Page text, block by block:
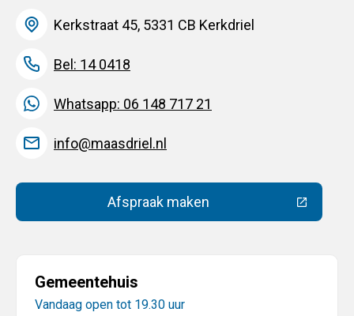
Kerkstraat 45, 5331 CB Kerkdriel
Bel: 14 0418
Whatsapp: 06 148 717 21
info@maasdriel.nl
Afspraak maken(Deze link gaat naar een
Gemeentehuis
Vandaag open tot 19.30 uur